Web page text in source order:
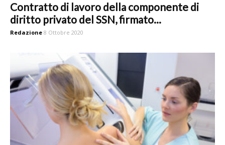
Contratto di lavoro della componente di
diritto privato del SSN, firmato...
Redazione 8 Ottobre 2020